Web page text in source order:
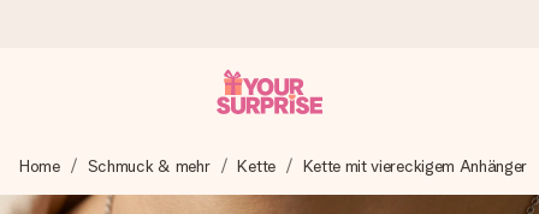
Wir bereiten dein Geschenk sorgfältig vor und schicken es
blitzschnell – damit du es genau zum richtigen Zeitpunkt
Home Schmuck & mehr Kette Kette mit viereckigem Anhänger